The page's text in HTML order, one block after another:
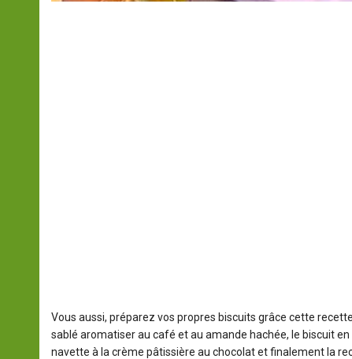
Vous aussi, préparez vos propres biscuits grâce cette
sablé aromatiser au café et au amande hachée, le biscuit
navette à la crème pâtissière au chocolat et finalement la